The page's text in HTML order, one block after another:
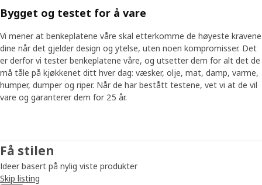
Bygget og testet for å vare
Vi mener at benkeplatene våre skal etterkomme de høyeste kravene
dine når det gjelder design og ytelse, uten noen kompromisser. Det
er derfor vi tester benkeplatene våre, og utsetter dem for alt det de
må tåle på kjøkkenet ditt hver dag: væsker, olje, mat, damp, varme,
humper, dumper og riper. Når de har bestått testene, vet vi at de vil
vare og garanterer dem for 25 år.
Få stilen
Ideer basert på nylig viste produkter
Skip listing